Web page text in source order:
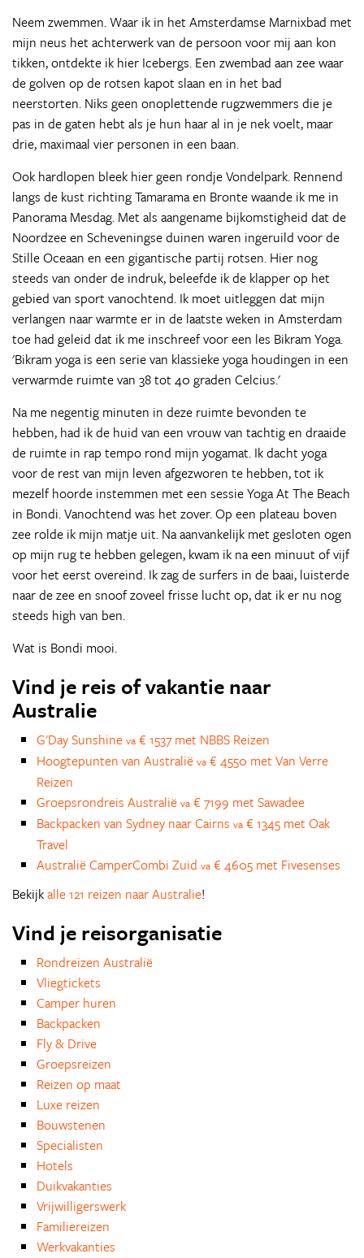
Neem zwemmen. Waar ik in het Amsterdamse Marnixbad met
mijn neus het achterwerk van de persoon voor mij aan kon
tikken, ontdekte ik hier Icebergs. Een zwembad aan zee waar
de golven op de rotsen kapot slaan en in het bad
neerstorten. Niks geen onoplettende rugzwemmers die je
pas in de gaten hebt als je hun haar al in je nek voelt, maar
drie, maximaal vier personen in een baan.
Ook hardlopen bleek hier geen rondje Vondelpark. Rennend
langs de kust richting Tamarama en Bronte waande ik me in
Panorama Mesdag. Met als aangename bijkomstigheid dat de
Noordzee en Scheveningse duinen waren ingeruild voor de
Stille Oceaan en een gigantische partij rotsen. Hier nog
steeds van onder de indruk, beleefde ik de klapper op het
gebied van sport vanochtend. Ik moet uitleggen dat mijn
verlangen naar warmte er in de laatste weken in Amsterdam
toe had geleid dat ik me inschreef voor een les Bikram Yoga.
'Bikram yoga is een serie van klassieke yoga houdingen in een
verwarmde ruimte van 38 tot 40 graden Celcius.'
Na me negentig minuten in deze ruimte bevonden te
hebben, had ik de huid van een vrouw van tachtig en draaide
de ruimte in rap tempo rond mijn yogamat. Ik dacht yoga
voor de rest van mijn leven afgezworen te hebben, tot ik
mezelf hoorde instemmen met een sessie Yoga At The Beach
in Bondi. Vanochtend was het zover. Op een plateau boven
zee rolde ik mijn matje uit. Na aanvankelijk met gesloten ogen
op mijn rug te hebben gelegen, kwam ik na een minuut of vijf
voor het eerst overeind. Ik zag de surfers in de baai, luisterde
naar de zee en snoof zoveel frisse lucht op, dat ik er nu nog
steeds high van ben.
Wat is Bondi mooi.
Vind je reis of vakantie naar
Australie
G'Day Sunshine va € 1537 met NBBS Reizen
Hoogtepunten van Australië va € 4550 met Van Verre
Reizen
Groepsrondreis Australië va € 7199 met Sawadee
Backpacken van Sydney naar Cairns va € 1345 met Oak
Travel
Australië CamperCombi Zuid va € 4605 met Fivesenses
Bekijkalle 121 reizen naar Australie!
Vind je reisorganisatie
Rondreizen Australië
Vliegtickets
Camper huren
Backpacken
Fly & Drive
Groepsreizen
Reizen op maat
Luxe reizen
Bouwstenen
Specialisten
Hotels
Duikvakanties
Vrijwilligerswerk
Familiereizen
Werkvakanties